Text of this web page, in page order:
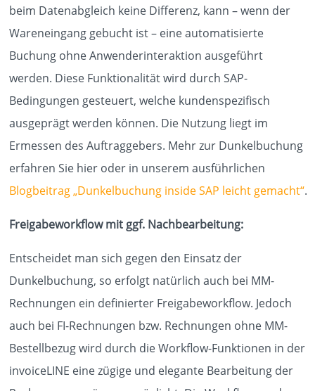
beim Datenabgleich keine Differenz, kann – wenn der
Wareneingang gebucht ist – eine automatisierte
Buchung ohne Anwenderinteraktion ausgeführt
werden. Diese Funktionalität wird durch SAP-
Bedingungen gesteuert, welche kundenspezifisch
ausgeprägt werden können. Die Nutzung liegt im
Ermessen des Auftraggebers. Mehr zur Dunkelbuchung
erfahren Sie hier oder in unserem ausführlichen
Blogbeitrag „Dunkelbuchung inside SAP leicht gemacht“.
Freigabeworkflow mit ggf. Nachbearbeitung:
Entscheidet man sich gegen den Einsatz der
Dunkelbuchung, so erfolgt natürlich auch bei MM-
Rechnungen ein definierter Freigabeworkflow. Jedoch
auch bei FI-Rechnungen bzw. Rechnungen ohne MM-
Bestellbezug wird durch die Workflow-Funktionen in der
invoiceLINE eine zügige und elegante Bearbeitung der